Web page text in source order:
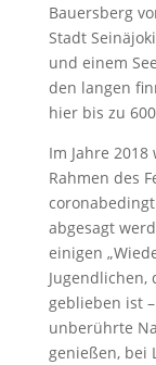
Bauersberg
Stadt
und einem
den langen
hier bis zu
Im Jahre
Rahmen des
abgesagt
einigen
Jugendlichen,
geblieben ist
unberührte
genießen, bei